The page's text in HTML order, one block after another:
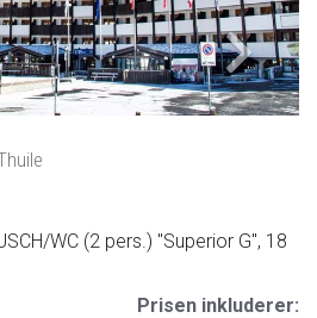
WC (2 pers.) "Superior G", 18
Prisen inkluderer: